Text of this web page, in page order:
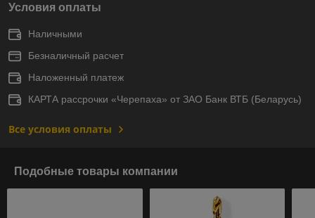
Условия оплаты
Наличными
Безналичный расчет
Наложенный платеж
КАРТА рассрочки «Черепаха» от ЗАО Банк ВТБ (Беларусь)
Все условия оплаты
Подобные товары компании